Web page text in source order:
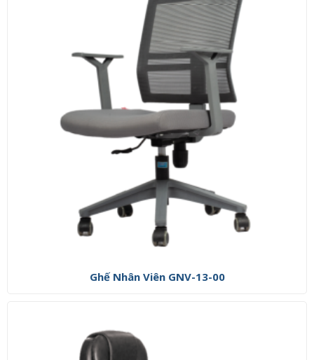
Ghế Nhân Viên GNV-13-00